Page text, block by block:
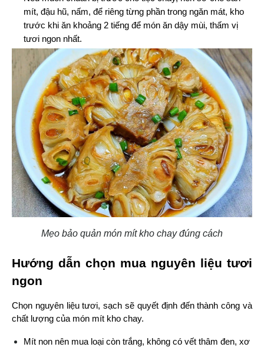
mít, đậu hũ, nấm, để riêng từng phần trong ngăn mát, kho
trước khi ăn khoảng 2 tiếng để món ăn dậy mùi, thấm vị
tươi ngon nhất.
Mẹo bảo quản món mít kho chay đúng cách
Hướng dẫn chọn mua nguyên liệu tươi
ngon
Chọn nguyên liệu tươi, sạch sẽ quyết định đến thành công và
chất lượng của món mít kho chay.
Mít non nên mua loại còn trắng, không có vết thâm đen, xơ